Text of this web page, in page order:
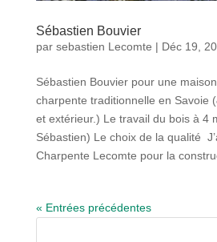
Sébastien Bouvier
par sebastien Lecomte | Déc 19,
Sébastien Bouvier pour une
charpente traditionnelle en Savoie
et extérieur.) Le travail du bois à 4
Sébastien) Le choix de la qualité
Charpente Lecomte pour la
« Entrées précédentes